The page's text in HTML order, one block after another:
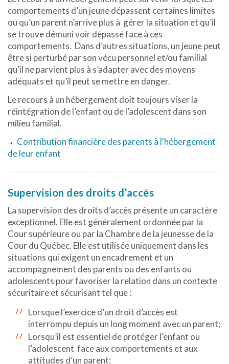
comportements d’un jeune dépassent certaines limites
ou qu’un parent n’arrive plus à gérer la situation et qu’il
se trouve démuni voir dépassé face à ces
comportements. Dans d’autres situations, un jeune peut
être si perturbé par son vécu personnel et/ou familial
qu’il ne parvient plus à s’adapter avec des moyens
adéquats et qu’il peut se mettre en danger.
Le recours à un hébergement doit toujours viser la
réintégration de l’enfant ou de l’adolescent dans son
milieu familial.
Contribution financière des parents à l'hébergement
de leur enfant
Supervision des droits d’accès
La supervision des droits d’accès présente un caractère
exceptionnel. Elle est généralement ordonnée par la
Cour supérieure ou par la Chambre de la jeunesse de la
Cour du Québec. Elle est utilisée uniquement dans les
situations qui exigent un encadrement et un
accompagnement des parents ou des enfants ou
adolescents pour favoriser la relation dans un contexte
sécuritaire et sécurisant tel que :
Lorsque l’exercice d’un droit d’accès est
interrompu depuis un long moment avec un parent;
Lorsqu’il est essentiel de protéger l’enfant ou
l’adolescent face aux comportements et aux
attitudes d’un parent;